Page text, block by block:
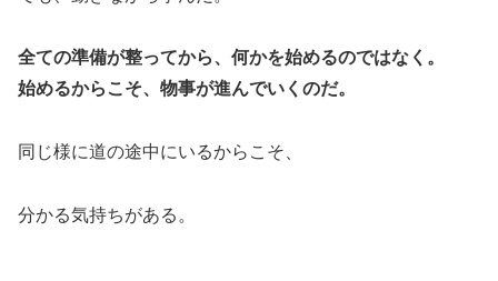
全ての準備が整ってから、何かを始めるのではなく。
始めるからこそ、物事が進んでいくのだ。
同じ様に道の途中にいるからこそ、
分かる気持ちがある。